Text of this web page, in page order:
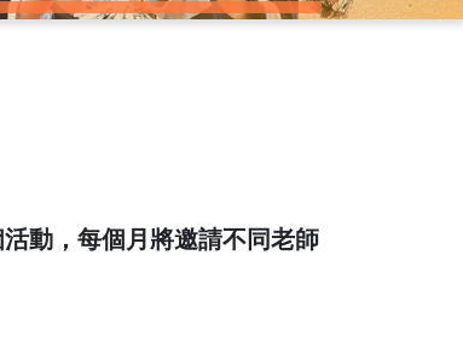
動，每個月將邀請不同老師